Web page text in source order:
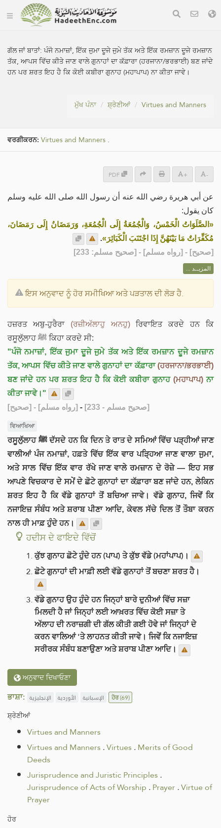
ਗੱਲ ਜਾਂ ਬਾਤਾਂ:ਪੰਜੋ ਨਮਾਜ਼ਾਂ, ਇੱਕ ਜੁਮਾ ਦੂਜੇ ਜੁਮੇ ਤੱਕ ਅਤੇ ਇੱਕ ਰਮਜ਼ਾਨ ਦੂਜੇ ਰਮਜ਼ਾਨ
ਤੱਕ, ਆਪਸ ਵਿੱਚ ਕੀਤੇ ਜਾਣ ਵਾਲੇ ਗੁਨਾਹਾਂ ਦਾ ਕੱਫ਼ਾਰਾ (ਹਰਜਾਨਾ/ਭਰਭਾਈ) ਬਣ ਜਾਂਦੇ
ਹਨ ਪਰ ਸ਼ਰਤ ਇਹ ਹੈ ਕਿ ਕੋਈ ਕਬੀਰਾ ਗੁਨਾਹ (ਮਹਾਪਾਪ) ਨਾ ਕੀਤਾ ਜਾਵੇ।
ਮੁੱਖ ਪੰਨਾ ਸ਼੍ਰੇਣੀਆਂ Virtues and Manners
ਵਰਗੀਕਰਨ: Virtues and Manners .
PDF + -
عن أبي هريرة رضي الله عنه أن رسول الله صلى الله عليه وسلم
كان يقول:
«الصَّلَوَاتُ الْخَمْسُ، وَالْجُمُعَةُ إِلَى الْجُمُعَةِ، وَرَمَضَانُ إِلَى رَمَضَانَ،
مُكَفِّرَاتٌ مَا بَيْنَهُنَّ إِذَا اجْتَنَبَ الْكَبَائِرَ».
[صحيح] - [رواه مسلم] - [صحيح مسلم: 233]
المزيــد ...
ਇਸ ਅਨੁਵਾਦ ਨੂੰ ਹੋਰ ਸਮੀਖਿਆ ਅਤੇ ਪੜਤਾਲ ਦੀ ਲੋੜ ਹੈ.
ਹਜ਼ਰਤ ਅਬੁ-ਹੁਰੈਰਾ (ਰਜ਼ੀਅੱਲਾਹੁ ਅਨਹੁ)ਰਿਵਾਇਤ ਕਰਦੇ ਹਨ ਕਿ
ਰਸੂਲੁੱਲਾਹ ﷺ ਕਿਹਾ ਕਰਦੇ ਸੀ:
"ਪੰਜੋ ਨਮਾਜ਼ਾਂ, ਇੱਕ ਜੁਮਾ ਦੂਜੇ ਜੁਮੇ ਤੱਕ ਅਤੇ ਇੱਕ ਰਮਜ਼ਾਨ ਦੂਜੇ ਰਮਜ਼ਾਨ
ਤੱਕ, ਆਪਸ ਵਿੱਚ ਕੀਤੇ ਜਾਣ ਵਾਲੇ ਗੁਨਾਹਾਂ ਦਾ ਕੱਫ਼ਾਰਾ(ਹਰਜਾਨਾ/ਭਰਭਾਈ)
ਬਣ ਜਾਂਦੇ ਹਨ ਪਰ ਸ਼ਰਤ ਇਹ ਹੈ ਕਿ ਕੋਈ ਕਬੀਰਾ ਗੁਨਾਹ (ਮਹਾਪਾਪ) ਨਾ
ਕੀਤਾ ਜਾਵੇ।"
[صحيح]
- [رواه مسلم] - [صحيح مسلم - 233]
ਵਿਆਖਿਆ
ਰਸੂਲੁੱਲਾਹ ﷺ ਦੱਸਦੇ ਹਨ ਕਿ ਦਿਨ ਤੇ ਰਾਤ ਦੇ ਸਮਿਆਂ ਵਿੱਚ ਪੜ੍ਹੀਆਂ ਜਾਣ
ਵਾਲੀਆਂ ਪੰਜ ਨਮਾਜ਼ਾਂ, ਹਫ਼ਤੇ ਵਿੱਚ ਇੱਕ ਵਾਰ ਪੜ੍ਹਿਆ ਜਾਣ ਵਾਲਾ ਜੁਮਾ,
ਅਤੇ ਸਾਲ ਵਿੱਚ ਇੱਕ ਵਾਰ ਰੱਖੇ ਜਾਣ ਵਾਲੇ ਰਮਜ਼ਾਨ ਦੇ ਰੋਜ਼ੇ — ਇਹ ਸਭ
ਆਪਣੇ ਵਿਚਕਾਰ ਦੇ ਸਮੇਂ ਦੇ ਛੋਟੇ ਗੁਨਾਹਾਂ ਦਾ ਕੱਫ਼ਾਰਾ ਬਣ ਜਾਂਦੇ ਹਨ, ਲੇਕਿਨ
ਸ਼ਰਤ ਇਹ ਹੈ ਕਿ ਵੱਡੇ ਗੁਨਾਹਾਂ ਤੋਂ ਬਚਿਆ ਜਾਵੇ। ਵੱਡੇ ਗੁਨਾਹ, ਜਿਵੇਂ ਕਿ
ਨਜਾਇਜ਼ ਸੰਬੰਧ ਅਤੇ ਸ਼ਰਾਬ ਪੀਣਾ ਆਦਿ, ਕੇਵਲ ਸੱਚੇ ਦਿਲ ਤੋਂ ਤੌਬਾ ਕਰਨ
ਨਾਲ ਹੀ ਮਾਫ਼ ਹੁੰਦੇ ਹਨ।
ਹਦੀਸ ਦੇ ਫਾਇਦੇ ਵਿੱਚੋਂ
ਕੁੱਝ ਗੁਨਾਹ ਛੋਟੇ ਹੁੰਦੇ ਹਨ (ਪਾਪ) ਤੇ ਕੁੱਝ ਵੱਡੇ (ਮਹਾਂਪਾਪ)।
ਛੋਟੇ ਗੁਨਾਹਾਂ ਦੀ ਮਾਫ਼ੀ ਲਈ ਵੱਡੇ ਗੁਨਾਹਾਂ ਤੋਂ ਬਚਣਾ ਸ਼ਰਤ ਹੈ।
ਵੱਡੇ ਗੁਨਾਹ ਉਹ ਹੁੰਦੇ ਹਨ ਜਿਨ੍ਹਾਂ ਬਾਰੇ ਦੁਨੀਆਂ ਵਿੱਚ ਸਜ਼ਾ
ਮਿਲਦੀ ਹੈ ਜਾਂ ਜਿਨ੍ਹਾਂ ਲਈ ਆਖ਼ਰਤ ਵਿੱਚ ਕੋਈ ਸਜ਼ਾ ਤੇ
ਅੱਲਾਹ ਦੀ ਨਰਾਜ਼ਗੀ ਦੀ ਗੱਲ ਕੀਤੀ ਗਈ ਹੋਵੇ ਜਾਂ ਜਿਨ੍ਹਾਂ ਦੇ
ਕਰਨ ਵਾਲਿਆਂ 'ਤੇ ਲਾਹਨਤ ਕੀਤੀ ਜਾਵੇ। ਜਿਵੇਂ ਕਿ ਨਜਾਇਜ਼
ਸਰੀਰਕ ਸੰਬੰਧ ਬਣਾਉਣਾ ਅਤੇ ਸ਼ਰਾਬ ਪੀਣਾ ਆਦਿ।
ਅਨੁਵਾਦ ਦਿਖਾਓਣਾ
ਭਾਸ਼ਾ: الإنجليزية الأوردية الإسبانية ਹੋਰ(69)
ਸ਼੍ਰੇਣੀਆਂ
Virtues and Manners
Virtues and Manners.Virtues.Merits of Good
Deeds
Jurisprudence and Juristic Principles.
Jurisprudence of Acts of Worship .Prayer.Virtue of
Prayer
ਹੋਰ